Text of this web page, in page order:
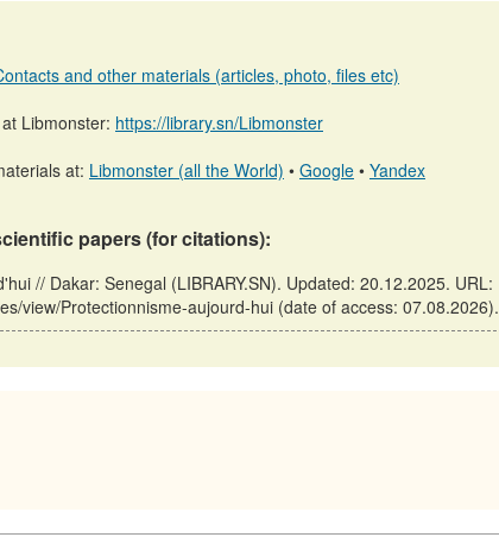
and other materials (articles, photo, files etc)
Libmonster: https://library.sn/Libmonster
at: Libmonster (all the World) • Google • Yandex
papers (for citations):
// Dakar: Senegal (LIBRARY.SN). Updated: 20.12.2025. URL:
view/Protectionnisme-aujourd-hui (date of access: 07.08.2026).